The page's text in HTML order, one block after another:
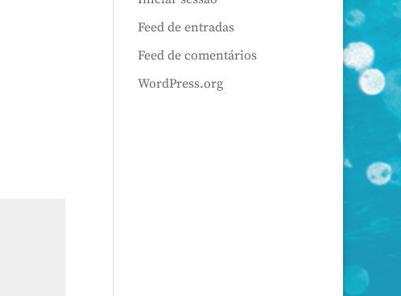
Feed de entradas
Feed de comentários
WordPress.org